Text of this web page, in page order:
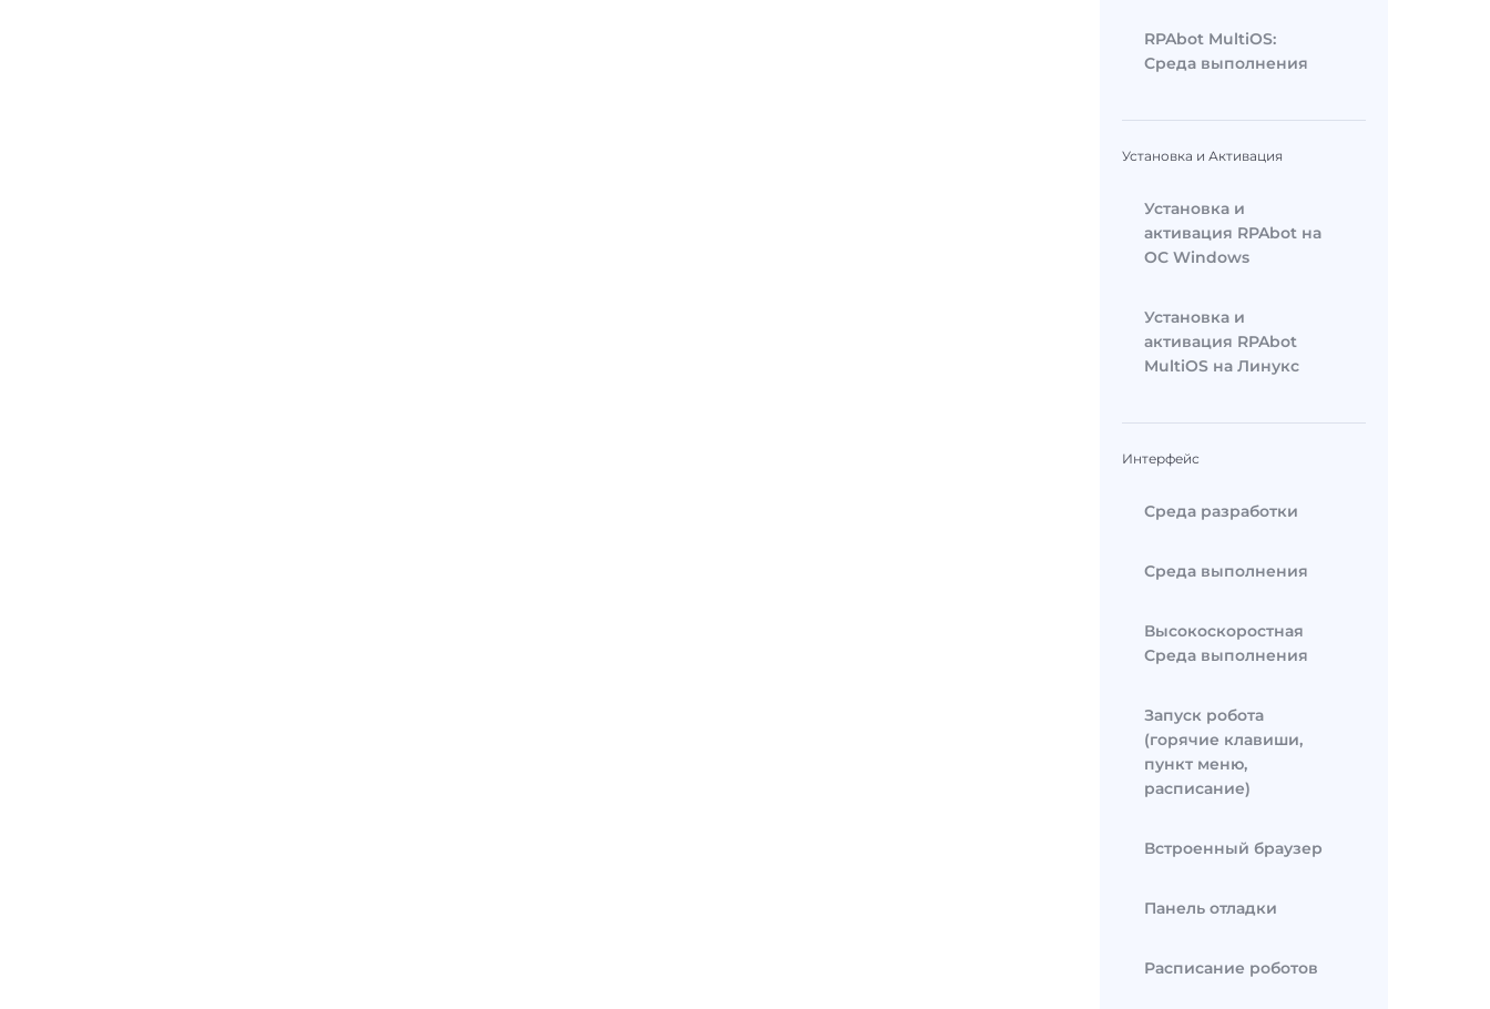
RPAbot MultiOS:
Среда выполнения
Установка и Активация
Установка и
активация RPAbot на
ОС Windows
Установка и
активация RPAbot
MultiOS на Линукс
Интерфейс
Среда разработки
Среда выполнения
Высокоскоростная
Среда выполнения
Запуск робота
(горячие клавиши,
пункт меню,
расписание)
Встроенный браузер
Панель отладки
Расписание роботов